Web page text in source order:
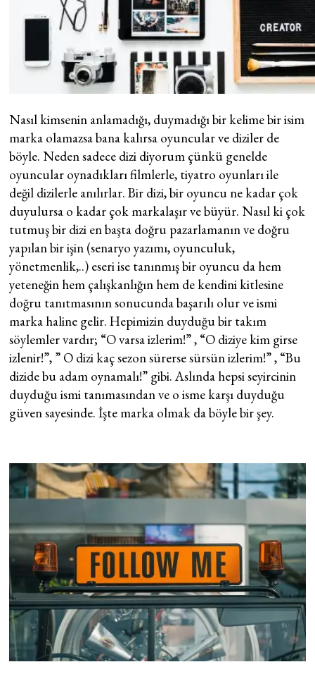
Nasıl kimsenin anlamadığı, duymadığı bir kelime bir isim
marka olamazsa bana kalırsa oyuncular ve diziler de
böyle. Neden sadece dizi diyorum çünkü genelde
oyuncular oynadıkları filmlerle, tiyatro oyunları ile
değil dizilerle anılırlar. Bir dizi, bir oyuncu ne kadar çok
duyulursa o kadar çok markalaşır ve büyür. Nasıl ki çok
tutmuş bir dizi en başta doğru pazarlamanın ve doğru
yapılan bir işin (senaryo yazımı, oyunculuk,
yönetmenlik,..) eseri ise tanınmış bir oyuncu da hem
yeteneğin hem çalışkanlığın hem de kendini kitlesine
doğru tanıtmasının sonucunda başarılı olur ve ismi
marka haline gelir. Hepimizin duyduğu bir takım
söylemler vardır; “O varsa izlerim!” , “O diziye kim girse
izlenir!”, ” O dizi kaç sezon sürerse sürsün izlerim!” , “Bu
dizide bu adam oynamalı!” gibi. Aslında hepsi seyircinin
duyduğu ismi tanımasından ve o isme karşı duyduğu
güven sayesinde. İşte marka olmak da böyle bir şey.